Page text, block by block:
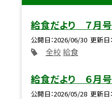
給食だより ７月号
公開日 2026/06/30 更新日
全校 給食
給食だより ６月号
公開日 2026/05/28 更新日